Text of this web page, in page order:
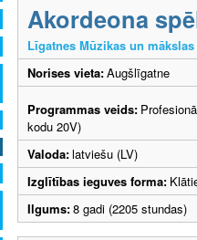
Akordeona
Līgatnes Mūzikas un
Norises vieta:Augšlīgatne
Programmas veids:
kodu 20V)
Valoda:latviešu (LV)
Izglītības ieguves forma:
Ilgums:8 gadi (2205 stundas)